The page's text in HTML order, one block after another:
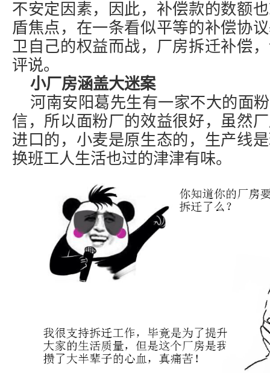
不安定因素，因此，补偿款的数额
盾焦点，在一条看似平等的补偿协
卫自己的权益而战，厂房拆迁补偿
评说。
小厂房涵盖大迷案
河南安阳葛先生有一家不大的面
信，所以面粉厂的效益很好，虽然
进口的，小麦是原生态的，生产线
换班工人生活也过的津津有味。